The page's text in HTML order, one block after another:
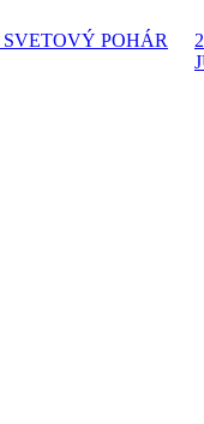
SVETOVÝ POHÁR